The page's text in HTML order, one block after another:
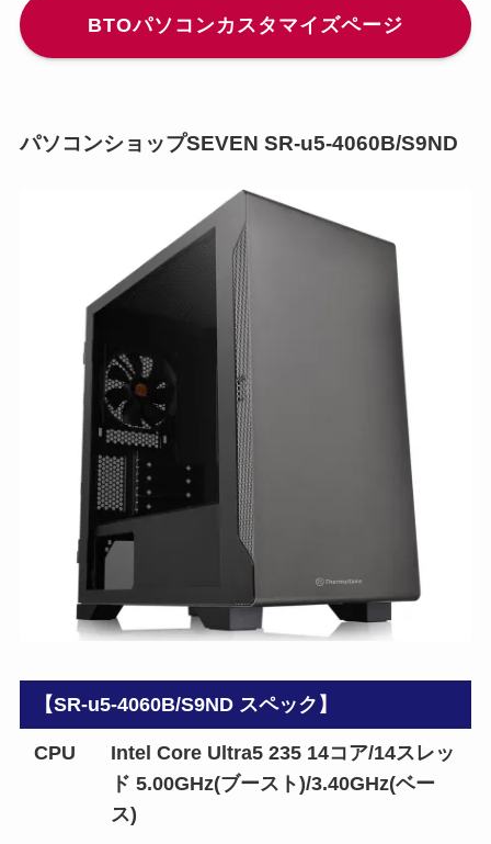
BTOパソコンカスタマイズページ
パソコンショップSEVEN SR-u5-4060B/S9ND
【SR-u5-4060B/S9ND スペック】
CPU
Intel Core Ultra5 235 14コア/14スレッ
ド 5.00GHz(ブースト)/3.40GHz(ベー
ス)